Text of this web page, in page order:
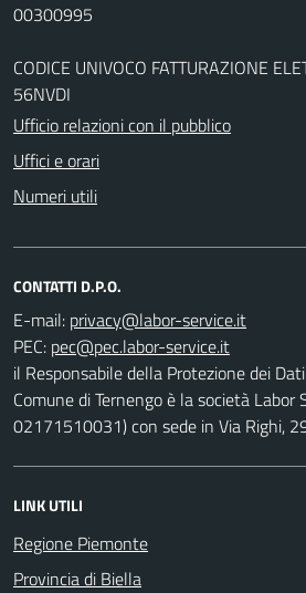
00300995
CODICE UNIVOCO FATTURAZIONE
56NVDI
Ufficio relazioni con il pubblico
Uffici e orari
Numeri utili
CONTATTI D.P.O.
E-mail:
PEC:
il Responsabile della Protezione dei
Comune di Ternengo è la società Labor
02171510031) con sede in Via Righi,
LINK UTILI
Regione Piemonte
Provincia di Biella